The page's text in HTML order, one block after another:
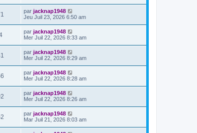
par jacknap1948
Jeu Juil 23, 2026 6:50 am
par jacknap1948
Mer Juil 22, 2026 8:33 am
par jacknap1948
Mer Juil 22, 2026 8:29 am
par jacknap1948
Mer Juil 22, 2026 8:28 am
par jacknap1948
Mer Juil 22, 2026 8:26 am
par jacknap1948
Mar Juil 21, 2026 8:03 am